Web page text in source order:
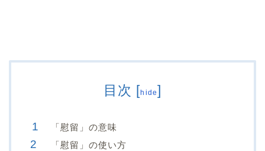
目次 [hide]
「慰留」の意味
「慰留」の使い方